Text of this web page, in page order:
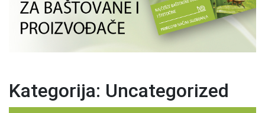
Kategorija: Uncategorized